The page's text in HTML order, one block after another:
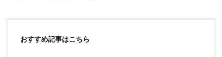
おすすめ記事はこちら